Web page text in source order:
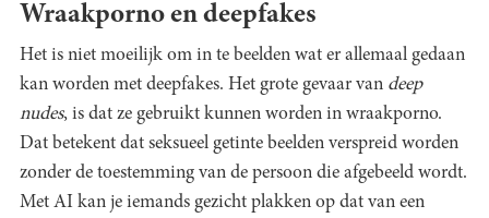
Wraakporno en deepfakes
Het is niet moeilijk om in te beelden wat er allemaal gedaan
kan worden met deepfakes. Het grote gevaar van deep
nudes, is dat ze gebruikt kunnen worden in wraakporno.
Dat betekent dat seksueel getinte beelden verspreid worden
zonder de toestemming van de persoon die afgebeeld wordt.
Met AI kan je iemands gezicht plakken op dat van een